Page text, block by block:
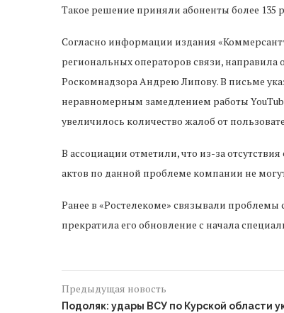
Такое решение приняли абоненты более 135
Согласно информации издания
региональных операторов связи,
Роскомнадзора Андрею Липову. В письме
неравномерным замедлением работы
увеличилось количество жалоб от
В ассоциации отметили, что из-за
актов по данной проблеме компании не
Ранее в «Ростелекоме» связывали
прекратила его обновление с начала
Предыдущая новость
Подоляк: удары ВСУ по Курской области